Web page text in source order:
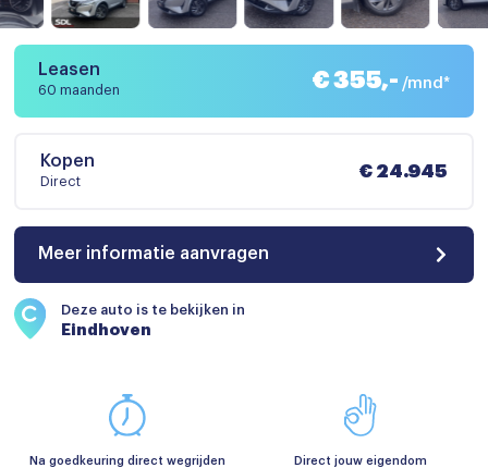
Leasen
60 maanden € 355,- /mnd*
Kopen
Direct
€ 24.945
Meer informatie aanvragen
Deze auto is te bekijken in
Eindhoven
Na goedkeuring direct wegrijden Direct jouw eigendom